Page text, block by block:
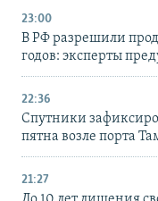
23:00
В РФ разрешили
годов: эксперты
22:36
Спутники
пятна возле порта
21:27